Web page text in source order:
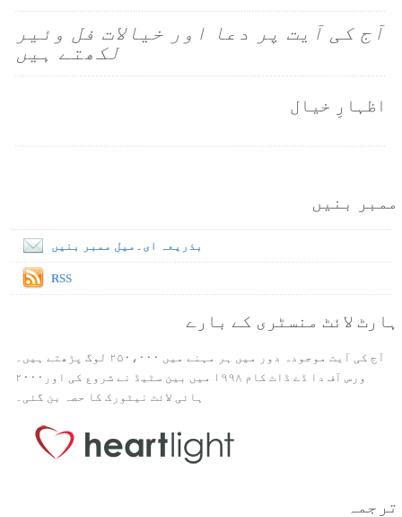
آج کی آیت پر دعا اور خیالات فل وئیر
لکھتے ہیں
اظہارِ خیال
ممبر بنیں
بذریعہ ای۔میل ممبر بنیں
RSS
ہارٹ لائٹ منسٹری کے بارے
آج کی آیت موجودہ دور میں ہر مہنے میں ۲۵۰،۰۰۰ لوگ پڑھتے ہیں۔
ورس آف دا ڈے ڈاٹ کام ۱۹۹۸ میں بین سٹیڈ نے شروع کی اور۲۰۰۰
ہائی لائٹ نیٹورک کا حصہ بن گئی۔
ترجمہ